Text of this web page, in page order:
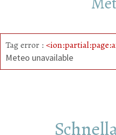
Tag error :
Meteo unavailable